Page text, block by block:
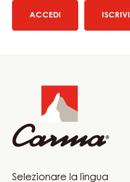
ACCEDI
Website
Selezionare la lingua